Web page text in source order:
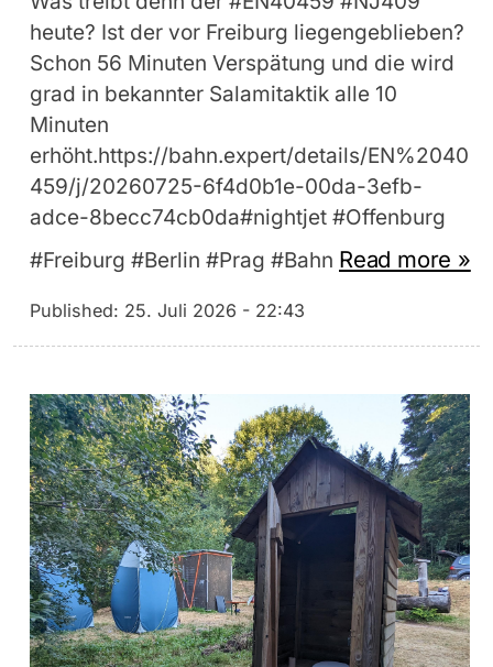
heute? Ist der vor Freiburg liegengeblieben?
Schon 56 Minuten Verspätung und die wird
grad in bekannter Salamitaktik alle 10
Minuten
erhöht.https://bahn.expert/details/EN%2040
459/j/20260725-6f4d0b1e-00da-3efb-
adce-8becc74cb0da#nightjet #Offenburg
#Freiburg #Berlin #Prag #Bahn Read more »
Published: 25. Juli 2026 - 22:43